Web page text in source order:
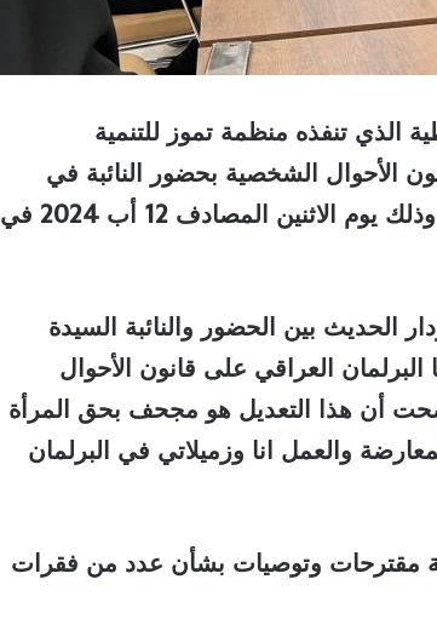
تنفذه منظمة تموز للتنمية
الأحوال الشخصية بحضور النائبة في
البرلمان العراقي السيدة فاطمة العيساوي وذلك يوم الاثنين المصادف 12 أب 2024 في
بين الحضور والنائبة السيدة
العراقي على قانون الأحوال
188 لسنة 1959 حيث وضحت أن هذا التعديل هو مجحف بحق المرأة
والعمل انا وزميلاتي في البرلمان
مقترحات وتوصيات بشأن عدد من فقرات